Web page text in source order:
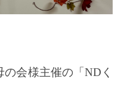
会様主催の「NDく